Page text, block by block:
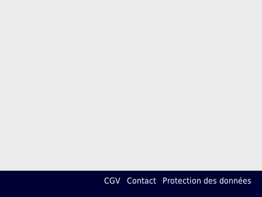
CGV Contact Protection des données